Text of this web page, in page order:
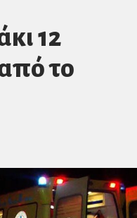
12
το